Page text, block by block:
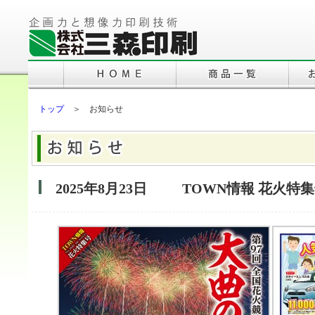
トップ＞ お知らせ
2025年8月23日 TOWN情報 花火特